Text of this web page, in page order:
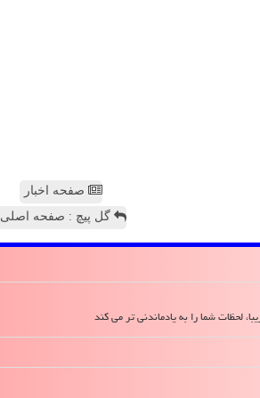
صفحه اخبار
گل پیچ : صفحه اصلی
لحظات شما را به یادماندنی تر می کند